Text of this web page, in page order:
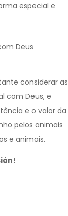
especial e
Deus
considerar as
com Deus, e
e o valor da
pelos animais
e animais.